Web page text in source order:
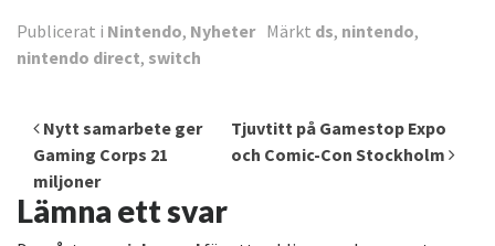
Publicerat i Nintendo, Nyheter Märkt ds, nintendo,
nintendo direct, switch
Inläggsnavigering
Nytt samarbete ger
Gaming Corps 21
miljoner
Tjuvtitt på Gamestop Expo
och Comic-Con Stockholm
Lämna ett svar